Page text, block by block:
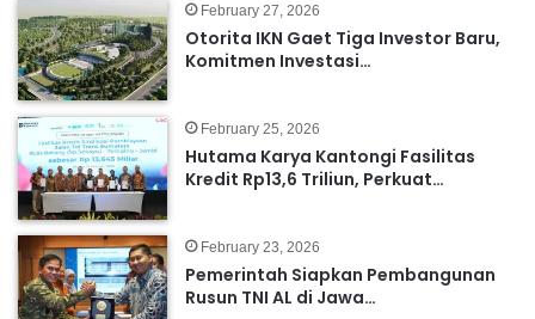
February 27, 2026
Otorita IKN Gaet Tiga Investor Baru,
Komitmen Investasi…
February 25, 2026
Hutama Karya Kantongi Fasilitas
Kredit Rp13,6 Triliun, Perkuat…
February 23, 2026
Pemerintah Siapkan Pembangunan
Rusun TNI AL di Jawa…